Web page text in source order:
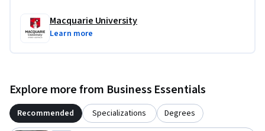
Macquarie University
Learn more
Explore more from Business Essentials
Recommended Specializations Degrees